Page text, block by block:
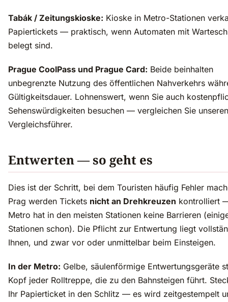
Tabák / Zeitungskioske: Kioske in Metro-Stationen
Papiertickets — praktisch, wenn Automaten mit
belegt sind.
Prague CoolPass und Prague Card: Beide beinhalten
unbegrenzte Nutzung des öffentlichen Nahverkehrs
Gültigkeitsdauer. Lohnenswert, wenn Sie auch
Sehenswürdigkeiten besuchen — vergleichen Sie
Vergleichsführer.
Entwerten — so geht es
Dies ist der Schritt, bei dem Touristen häufig Fehler
Prag werden Tickets nicht an Drehkreuzen kontrolliert
Metro hat in den meisten Stationen keine Barrieren
Stationen schon). Die Pflicht zur Entwertung liegt
Ihnen, und zwar vor oder unmittelbar beim Einsteigen.
In der Metro: Gelbe, säulenförmige Entwertungsgeräte
Kopf jeder Rolltreppe, die zu den Bahnsteigen führt.
Ihr Papierticket in den Schlitz — es wird zeitgestempelt